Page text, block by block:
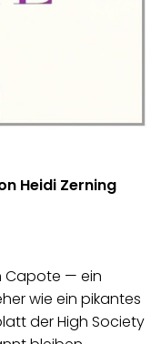
Heidi Zerning
Capote — ein
wie ein pikantes
der High Society